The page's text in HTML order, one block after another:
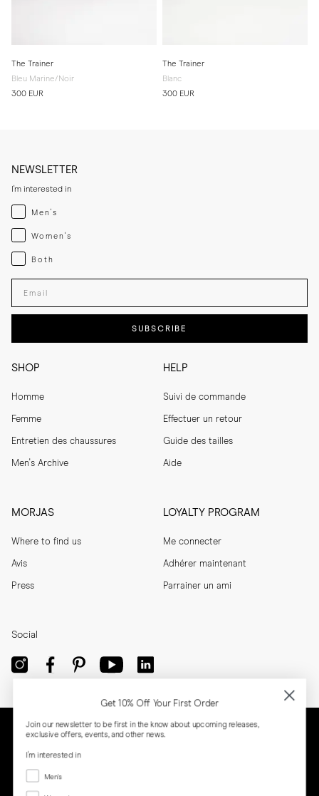
The Trainer
Bleu Marine/Noir
300 EUR
The Trainer
Blanc
300 EUR
SHOP
Homme
Femme
Entretien des chaussures
Men's Archive
HELP
Suivi de commande
Effectuer un retour
Guide des tailles
Aide
MORJAS
Where to find us
Avis
Press
LOYALTY PROGRAM
Me connecter
Adhérer maintenant
Parrainer un ami
NEWSLETTER
I'm interested in
Menswear
Men's
Womenswear
Women's
Both
Both
SUBSCRIBE
Social
Get 10% Off Your First Order
Join our newsletter to be first in the know about upcoming releases,
exclusive offers, events, and other news.
I'm interested in
Menswear
Men's
Women's